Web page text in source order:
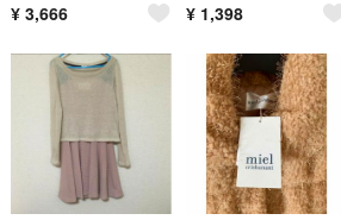
¥ 3,666 ¥ 1,398